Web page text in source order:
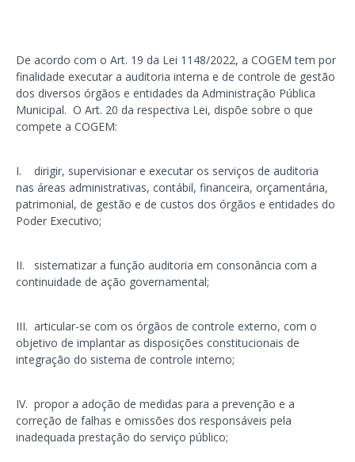
De acordo com o Art. 19 da Lei 1148/2022, a COGEM tem por
finalidade executar a auditoria interna e de controle de gestão
dos diversos órgãos e entidades da Administração Pública
Municipal. O Art. 20 da respectiva Lei, dispõe sobre o que
compete a COGEM:
I. dirigir, supervisionar e executar os serviços de auditoria
nas áreas administrativas, contábil, financeira, orçamentária,
patrimonial, de gestão e de custos dos órgãos e entidades do
Poder Executivo;
II. sistematizar a função auditoria em consonância com a
continuidade de ação governamental;
III. articular-se com os órgãos de controle externo, com o
objetivo de implantar as disposições constitucionais de
integração do sistema de controle interno;
IV. propor a adoção de medidas para a prevenção e a
correção de falhas e omissões dos responsáveis pela
inadequada prestação do serviço público;